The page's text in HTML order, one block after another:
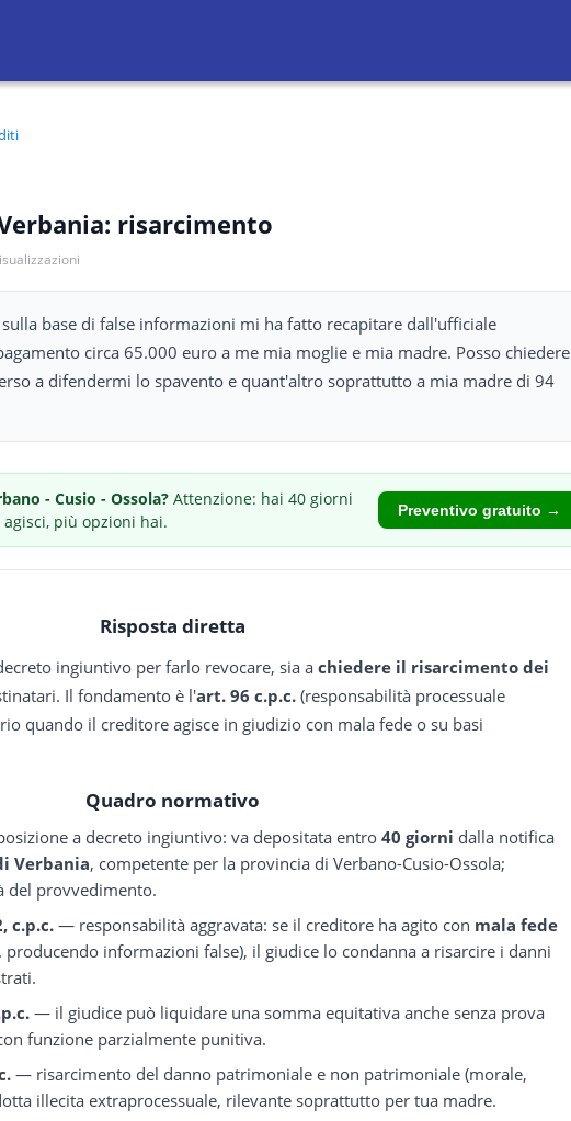
risarcimento
base di false informazioni mi ha fatto recapitare dall'ufficiale
circa 65.000 euro a me mia moglie e mia madre. Posso chiedere
a difendermi lo spavento e quant'altro soprattutto a mia madre di 94
- Cusio - Ossola? Attenzione: hai 40 giorni
agisci, più opzioni hai.
Preventivo gratuito →
Risposta diretta
ingiuntivo per farlo revocare, sia a chiedere il risarcimento dei
Il fondamento è l'art. 96 c.p.c. (responsabilità processuale
quando il creditore agisce in giudizio con mala fede o su basi
Quadro normativo
a decreto ingiuntivo: va depositata entro40 giorni dalla notifica
Verbania, competente per la provincia di Verbano-Cusio-Ossola;
del provvedimento.
c.p.c.— responsabilità aggravata: se il creditore ha agito con mala fede
producendo informazioni false), il giudice lo condanna a risarcire i danni
— il giudice può liquidare una somma equitativa anche senza prova
funzione parzialmente punitiva.
— risarcimento del danno patrimoniale e non patrimoniale (morale,
illecita extraprocessuale, rilevante soprattutto per tua madre.